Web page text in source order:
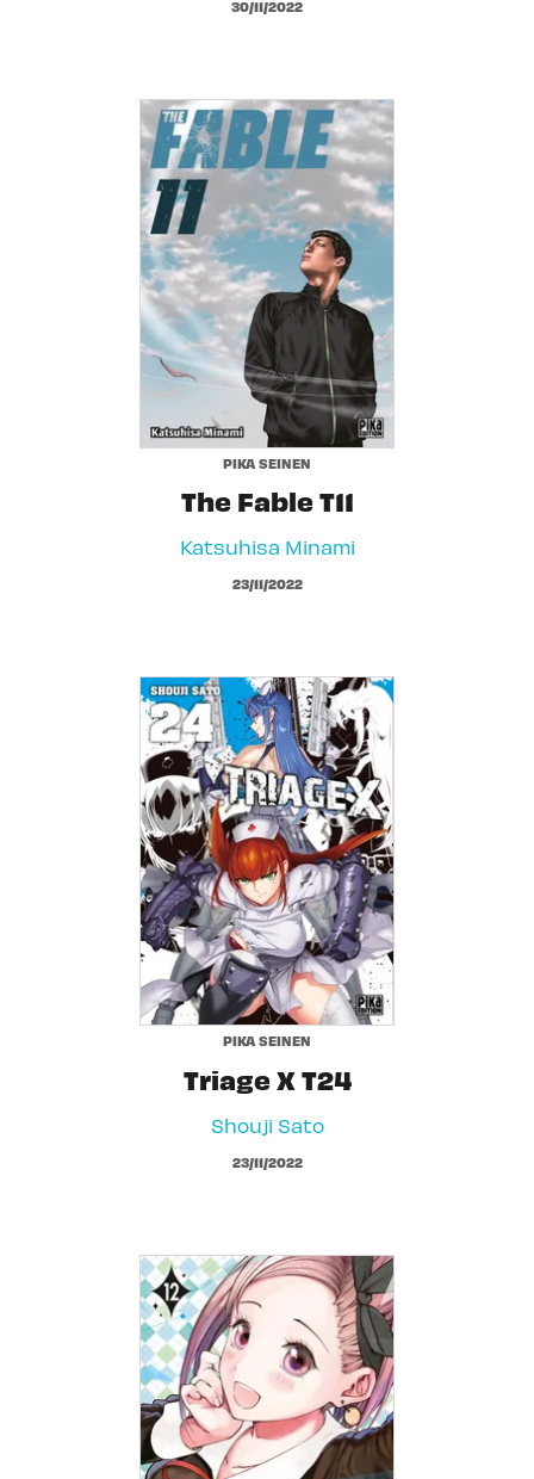
30/11/2022
PIKA SEINEN
The Fable T11
Katsuhisa Minami
23/11/2022
PIKA SEINEN
Triage X T24
Shouji Sato
23/11/2022